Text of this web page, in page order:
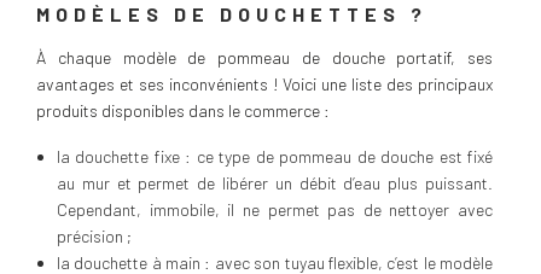
MODÈLES DE DOUCHETTES ?
À chaque modèle de pommeau de douche portatif, ses
avantages et ses inconvénients ! Voici une liste des principaux
produits disponibles dans le commerce :
la douchette fixe : ce type de pommeau de douche est fixé
au mur et permet de libérer un débit d’eau plus puissant.
Cependant, immobile, il ne permet pas de nettoyer avec
précision ;
la douchette à main : avec son tuyau flexible, c’est le modèle